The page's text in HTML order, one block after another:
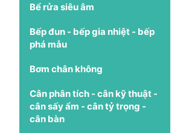
Bể rửa siêu âm
Bếp đun - bếp gia nhiệt - bếp
phá mẫu
Bơm chân không
Cân phân tích - cân kỹ thuật -
cân sấy ẩm - cân tỷ trọng -
cân bàn